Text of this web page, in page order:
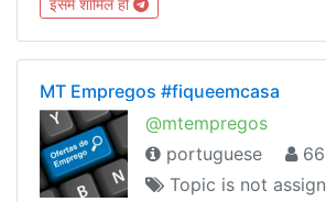
इसमें शामिल हो
MT Empregos #fiqueemcasa
@mtempregos
portuguese
66
Topic is not